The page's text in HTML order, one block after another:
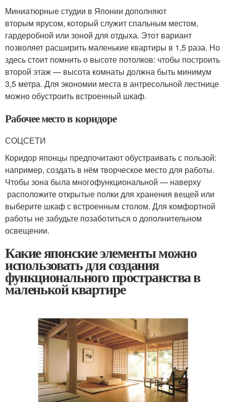
Миниатюрные студии в Японии дополняют
вторым ярусом, который служит спальным местом,
гардеробной или зоной для отдыха. Этот вариант
позволяет расширить маленькие квартиры в 1,5 раза. Но
здесь стоит помнить о высоте потолков: чтобы построить
второй этаж — высота комнаты должна быть минимум
3,5 метра. Для экономии места в антресольной лестнице
можно обустроить встроенный шкаф.
Рабочее место в коридоре
СОЦСЕТИ
Коридор японцы предпочитают обустраивать с пользой:
например, создать в нём творческое место для работы.
Чтобы зона была многофункциональной — наверху
расположите открытые полки для хранения вещей или
выберите шкаф с встроенным столом. Для комфортной
работы не забудьте позаботиться о дополнительном
освещении.
Какие японские элементы можно
использовать для создания
функционального пространства в
маленькой квартире